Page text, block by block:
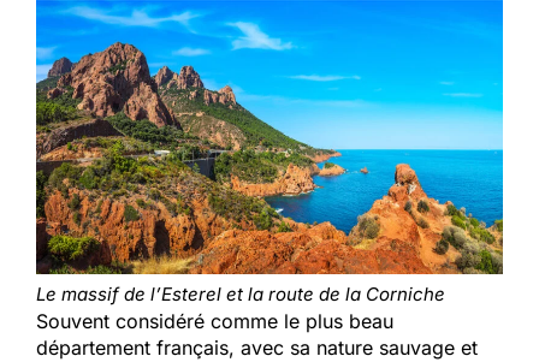
Le massif de l’Esterel et la route de la Corniche
Souvent considéré comme le plus beau
département français, avec sa nature sauvage et